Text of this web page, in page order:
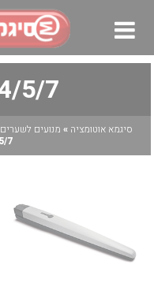
7/TOONA 4/5
סיגמא אוטומציה » מנועים
7/TOONA 4/5